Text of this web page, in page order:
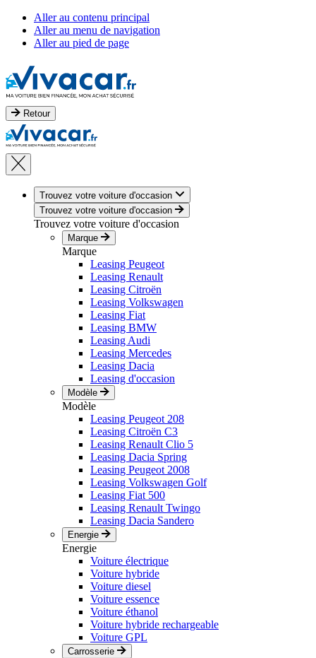
Aller au contenu principal
Aller au menu de navigation
Aller au pied de page
Retour
Trouvez votre voiture d'occasion
Trouvez votre voiture d'occasion
Trouvez votre voiture d'occasion
Marque
Marque
Leasing Peugeot
Leasing Renault
Leasing Citroën
Leasing Volkswagen
Leasing Fiat
Leasing BMW
Leasing Audi
Leasing Mercedes
Leasing Dacia
Leasing d'occasion
Modèle
Modèle
Leasing Peugeot 208
Leasing Citroën C3
Leasing Renault Clio 5
Leasing Dacia Spring
Leasing Peugeot 2008
Leasing Volkswagen Golf
Leasing Fiat 500
Leasing Renault Twingo
Leasing Dacia Sandero
Energie
Energie
Voiture électrique
Voiture hybride
Voiture diesel
Voiture essence
Voiture éthanol
Voiture hybride rechargeable
Voiture GPL
Carrosserie